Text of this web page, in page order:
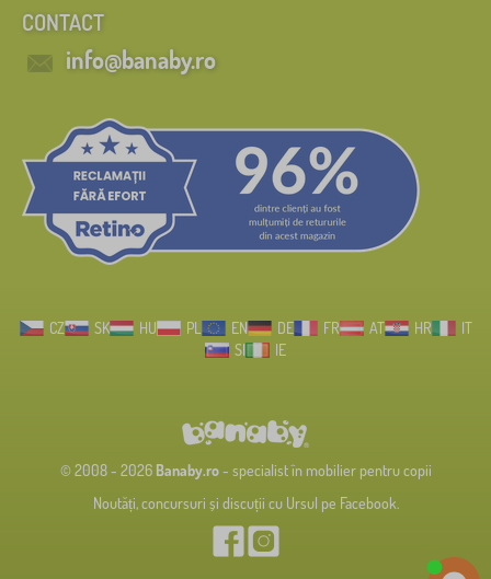
CONTACT
info@banaby.ro
CZ SK HU PL EN DE FR AT HR
IT
SI
IE
© 2008 - 2026 Banaby.ro- specialist în mobilier pentru copii
Noutăți, concursuri și discuții cu Ursul pe Facebook.